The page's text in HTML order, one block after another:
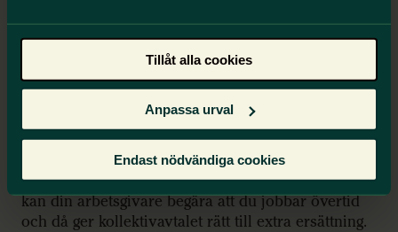
Tillåt alla cookies
Anpassa urval
Endast nödvändiga cookies
Genom kollektivavtal kan reglerna för arbetstid
anpassas till just den verksamhet som du jobbar
inom. Ferietjänst är till exempel inte möjligt att ha
Om dina arbetsuppgifter inte ryms inom den
avtalade arbetstiden behöver du komma överens
med din chef om hur du ska prioritera. I vissa fall
kan din arbetsgivare begära att du jobbar övertid
och då ger kollektivavtalet rätt till extra ersättning.